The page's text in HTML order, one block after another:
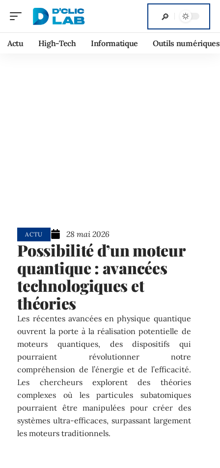
Actu High-Tech Informatique Outils numériques
ACTU 28 mai 2026
Possibilité d’un moteur
quantique : avancées
technologiques et
théories
Les récentes avancées en physique quantique
ouvrent la porte à la réalisation potentielle de
moteurs quantiques, des dispositifs qui
pourraient révolutionner notre
compréhension de l’énergie et de l’efficacité.
Les chercheurs explorent des théories
complexes où les particules subatomiques
pourraient être manipulées pour créer des
systèmes ultra-efficaces, surpassant largement
les moteurs traditionnels.